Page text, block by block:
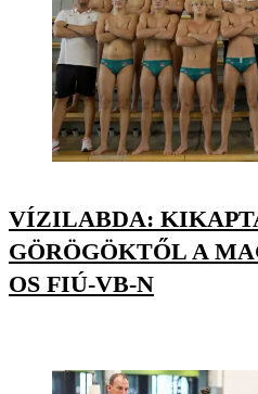
VÍZILABDA:
GÖRÖGÖKTŐL A
OS FIÚ-VB-N